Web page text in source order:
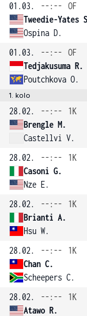
01.03.
--:--
OF
Tweedie-Yates
Ospina D.
01.03.
--:--
OF
Tedjakusuma R.
Poutchkova O.
1. kolo
28.02. --:--
1K
Brengle M.
Castellvi V.
28.02.
--:--
1K
Casoni G.
Nze E.
28.02.
--:--
1K
Brianti A.
Hsu W.
28.02.
--:--
1K
Chan C.
Scheepers C.
28.02.
--:--
1K
Atawo R.